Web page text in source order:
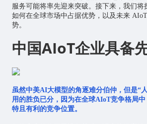
服务可能将率先迎来突破。接下来，我们将
如何在全球市场中占据优势，以及未来
势。
中国AIoT企业具备
虽然中美AI大模型的角逐难分伯仲，但是“
用的胜负已分，因为在全球AIoT竞争格局
特且有利的竞争位置。